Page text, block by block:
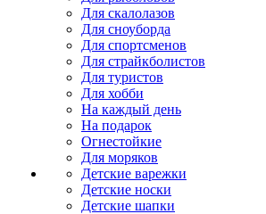
Для скалолазов
Для сноуборда
Для спортсменов
Для страйкболистов
Для туристов
Для хобби
На каждый день
На подарок
Огнестойкие
Для моряков
Детские варежки
Детские носки
Детские шапки